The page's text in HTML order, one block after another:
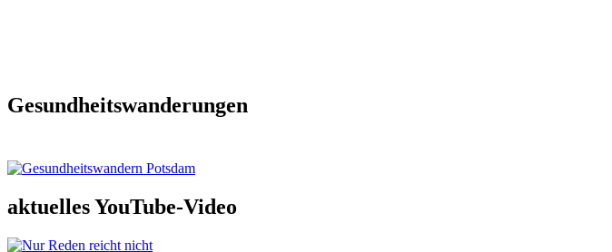
Gesundheitswanderungen
aktuelles YouTube-Video